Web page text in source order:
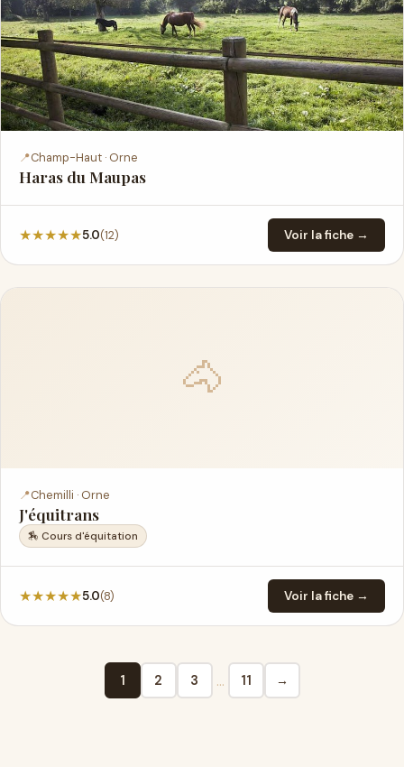
📍Champ-Haut · Orne
Haras du Maupas
★★★★★5.0(12) Voir la fiche →
🐴
📍Chemilli · Orne
J'équitrans
🏇 Cours d'équitation
★★★★★5.0(8) Voir la fiche →
1 2 3 … 11 →